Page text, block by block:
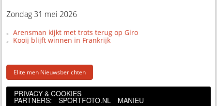
Zondag 31 mei 2026
Arensman kijkt met trots terug op Giro
Kooij blijft winnen in Frankrijk
Elite men Nieuwsberichten
PRIVACY & COOKIES
PARTNERS: SPORTFOTO.NL MANIEU